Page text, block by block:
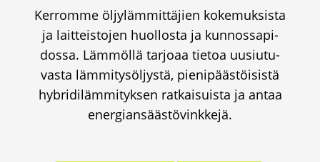
Ker­rom­me öljy­läm­mit­tä­jien koke­muk­sis­ta
ja lait­teis­to­jen huol­los­ta ja kun­nos­sa­pi­
dos­sa. Läm­möl­lä tar­jo­aa tie­toa uusiu­tu­
vas­ta läm­mi­ty­söl­jys­tä, pie­ni­pääs­töi­sis­tä
hybri­di­läm­mi­tyk­sen rat­kai­suis­ta ja antaa
ener­gian­sääs­tö­vink­ke­jä.